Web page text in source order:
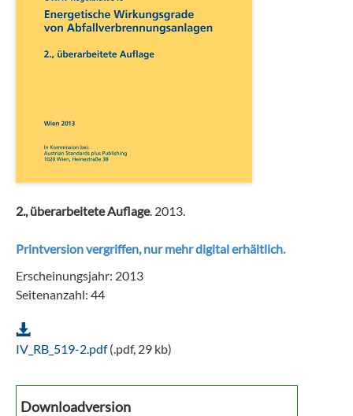
2., überarbeitete Auflage. 2013.
Printversion vergriffen, nur mehr digital erhältlich.
Erscheinungsjahr: 2013
Seitenanzahl: 44
IV_RB_519-2.pdf(.pdf, 29 kb)
Downloadversion